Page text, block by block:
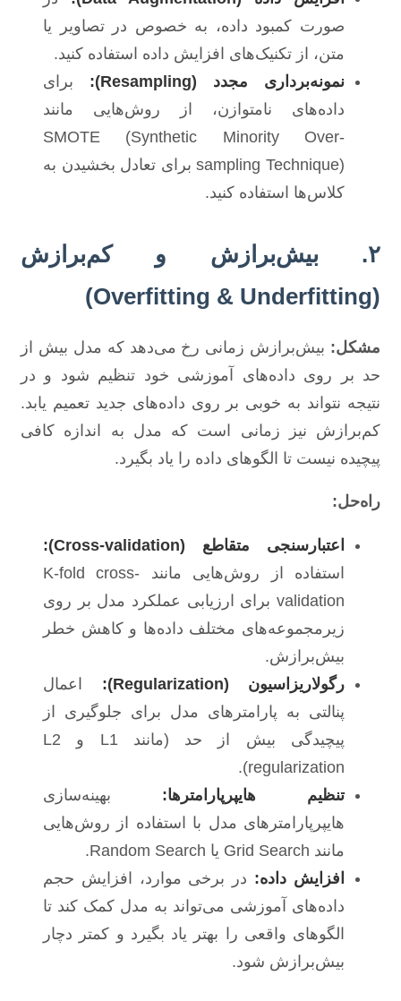
صورت کمبود داده، به خصوص در تصاویر یا
متن، از تکنیک‌های افزایش داده استفاده کنید.
نمونه‌برداری مجدد (Resampling):
برای
داده‌های نامتوازن، از روش‌هایی مانند
SMOTE (Synthetic Minority Over-
sampling Technique) برای تعادل بخشیدن به
کلاس‌ها استفاده کنید.
۲. بیش‌برازش و کم‌برازش
(Overfitting & Underfitting)
مشکل: بیش‌برازش زمانی رخ می‌دهد که مدل بیش از
حد بر روی داده‌های آموزشی خود تنظیم شود و در
نتیجه نتواند به خوبی بر روی داده‌های جدید تعمیم یابد.
کم‌برازش نیز زمانی است که مدل به اندازه کافی
پیچیده نیست تا الگوهای داده را یاد بگیرد.
راه‌حل:
اعتبارسنجی متقاطع (Cross-validation):
استفاده از روش‌هایی مانند K-fold cross-
validation برای ارزیابی عملکرد مدل بر روی
زیرمجموعه‌های مختلف داده‌ها و کاهش خطر
بیش‌برازش.
رگولاریزاسیون (Regularization):
اعمال
پنالتی به پارامترهای مدل برای جلوگیری از
پیچیدگی بیش از حد (مانند L1 و L2
regularization).
تنظیم هایپرپارامترها: بهینه‌سازی
هایپرپارامترهای مدل با استفاده از روش‌هایی
مانند Grid Search یا Random Search.
افزایش داده: در برخی موارد، افزایش حجم
داده‌های آموزشی می‌تواند به مدل کمک کند تا
الگوهای واقعی را بهتر یاد بگیرد و کمتر دچار
بیش‌برازش شود.